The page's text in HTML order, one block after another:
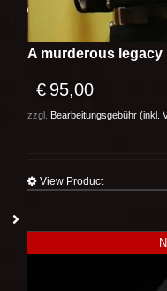
A murderous legacy
€ 95,00
zzgl. Bearbeitungsgebühr (inkl.
View Product